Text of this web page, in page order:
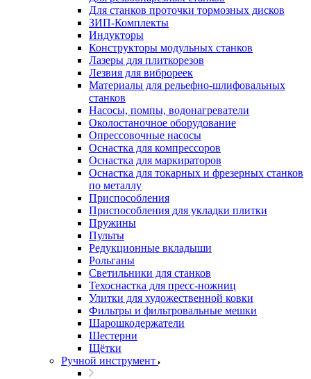
Для станков проточки тормозных дисков
ЗИП-Комплекты
Индукторы
Конструкторы модульных станков
Лазеры для плиткорезов
Лезвия для виброреек
Материалы для рельефно-шлифовальных
станков
Насосы, помпы, водонагреватели
Околостаночное оборудование
Опрессовочные насосы
Оснастка для компрессоров
Оснастка для маркираторов
Оснастка для токарных и фрезерных станков
по металлу
Приспособления
Приспособления для укладки плитки
Пружины
Пульты
Редукционные вкладыши
Рольганы
Светильники для станков
Техоснастка для пресс-ножниц
Улитки для художественной ковки
Фильтры и фильтровальные мешки
Шарошкодержатели
Шестерни
Щётки
Ручной инструмент